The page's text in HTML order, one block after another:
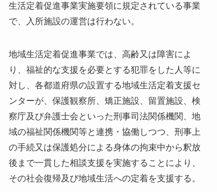
生活定着促進事業実施要領に規定されている事業
で、入所施設の運営は行わない。
地域生活定着促進事業では、高齢又は障害によ
り、福祉的な支援を必要とする犯罪をした人等に
対し、各都道府県の設置する地域生活定着支援セ
ンターが、保護観察所、矯正施設、留置施設、検
察庁及び弁護士会といった刑事司法関係機関、地
域の福祉関係機関等と連携・協働しつつ、刑事上
の手続又は保護処分による身体の拘束中から釈放
後まで一貫した相談支援を実施することにより、
その社会復帰及び地域生活への定着を支援する。